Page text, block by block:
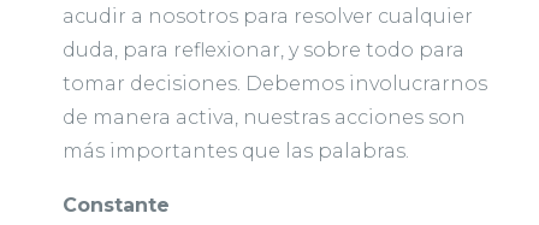
acudir a nosotros para resolver cualquier
duda, para reflexionar, y sobre todo para
tomar decisiones. Debemos involucrarnos
de manera activa, nuestras acciones son
más importantes que las palabras.
Constante